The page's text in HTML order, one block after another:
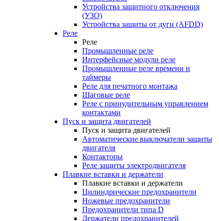
Устройства защитного отключения
(УЗО)
Устройства защиты от дуги (AFDD)
Реле
Реле
Промышленные реле
Интерфейсные модули реле
Промышленные реле времени и
таймеры
Реле для печатного монтажа
Шаговые реле
Реле с принудительным управлением
контактами
Пуск и защита двигателей
Пуск и защита двигателей
Автоматические выключатели защиты
двигателя
Контакторы
Реле защиты электродвигателя
Плавкие вставки и держатели
Плавкие вставки и держатели
Цилиндрические предохранители
Ножевые предохранители
Предохранители типа D
Держатели предохранителей